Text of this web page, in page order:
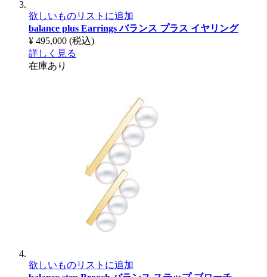
欲しいものリストに追加
balance plus Earringsバランス プラス イヤリング
¥ 495,000 (税込)
詳しく見る
在庫あり
欲しいものリストに追加